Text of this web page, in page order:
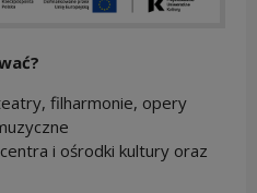
filharmonie, opery
i ośrodki kultury oraz